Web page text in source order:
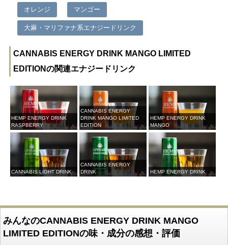
オレンジ マンゴー
大麻・マリファナ系エナジードリンク
CANNABIS ENERGY DRINK MANGO LIMITED
EDITIONの関連エナジードリンク
HEMP ENERGY DRINK
RASPBERRY
CANNABIS ENERGY
DRINK MANGO LIMITED
EDITION
HEMP ENERGY DRINK
MANGO
CANNABIS LIGHT DRINK
CANNABIS ENERGY
DRINK
HEMP ENERGY DRINK
みんなのCANNABIS ENERGY DRINK MANGO
LIMITED EDITIONの味・成分の感想・評価